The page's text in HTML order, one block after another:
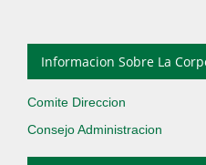
Informacion Sobre La
Comite Direccion
Consejo Administracion